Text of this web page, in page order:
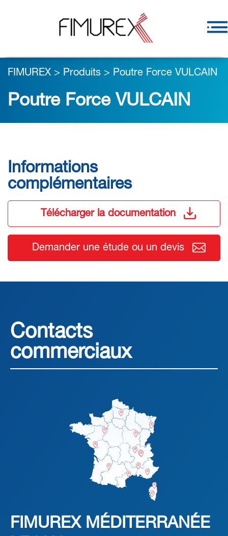
FIMUREX > Produits > Poutre Force VULCAIN
Poutre Force VULCAIN
Informations
complémentaires
Télécharger la documentation
Demander une étude ou un devis
Contacts
commerciaux
FIMUREX MÉDITERRANÉE